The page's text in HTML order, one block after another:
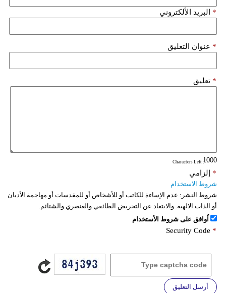
البريد الألكتروني *
عنوان التعليق *
تعليق *
: Characters Left
إلزامي *
شروط الاستخدام
شروط النشر: عدم الإساءة للكاتب أو للأشخاص أو للمقدسات أو مهاجمة الأديان
أو الذات الالهية. والابتعاد عن التحريض الطائفي والعنصري والشتائم.
اُوافق على شروط الأستخدام
Security Code *
أرسل التعليق